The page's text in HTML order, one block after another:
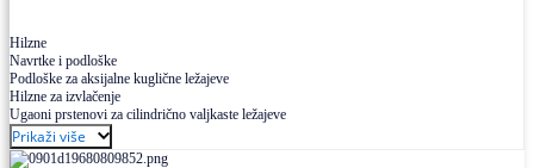
Hilzne
Navrtke i podloške
Podloške za aksijalne kuglične ležajeve
Hilzne za izvlačenje
Ugaoni prstenovi za cilindrično valjkaste ležajeve
Prikaži više